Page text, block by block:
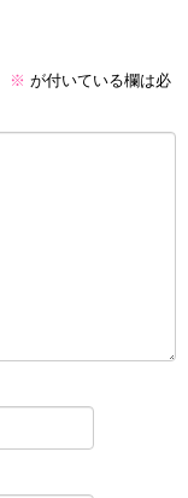
※ が付いている欄は必